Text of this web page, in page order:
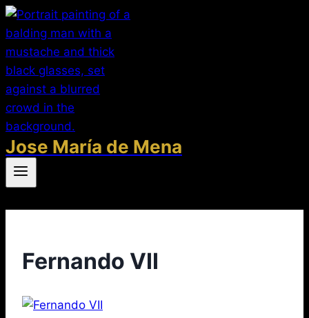
Saltar
al
contenido
Jose María de Mena
Fernando VII